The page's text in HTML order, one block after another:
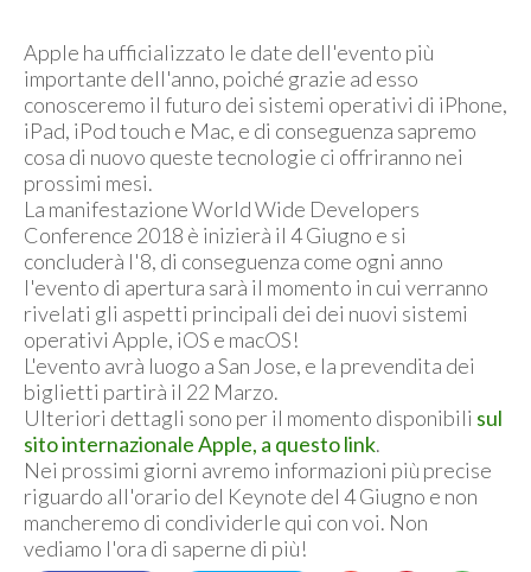
Apple ha ufficializzato le date dell'evento più
importante dell'anno, poiché grazie ad esso
conosceremo il futuro dei sistemi operativi di iPhone,
iPad, iPod touch e Mac, e di conseguenza sapremo
cosa di nuovo queste tecnologie ci offriranno nei
prossimi mesi.
La manifestazione World Wide Developers
Conference 2018 è inizierà il 4 Giugno e si
concluderà l'8, di conseguenza come ogni anno
l'evento di apertura sarà il momento in cui verranno
rivelati gli aspetti principali dei dei nuovi sistemi
operativi Apple, iOS e macOS!
L'evento avrà luogo a San Jose, e la prevendita dei
biglietti partirà il 22 Marzo.
Ulteriori dettagli sono per il momento disponibili sul
sito internazionale Apple, a questo link.
Nei prossimi giorni avremo informazioni più precise
riguardo all'orario del Keynote del 4 Giugno e non
mancheremo di condividerle qui con voi. Non
vediamo l'ora di saperne di più!